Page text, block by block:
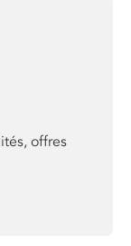
offres